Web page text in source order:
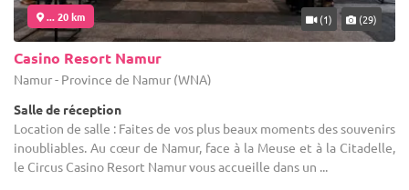
... 20 km (1) (29)
Casino Resort Namur
Namur - Province de Namur (WNA)
Salle de réception
Location de salle : Faites de vos plus beaux moments des souvenirs
inoubliables. Au cœur de Namur, face à la Meuse et à la Citadelle,
le Circus Casino Resort Namur vous accueille dans un ...